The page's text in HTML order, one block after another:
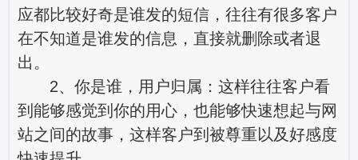
应都比较好奇是谁发的短信，往往有很多客户
在不知道是谁发的信息，直接就删除或者退
出。
2、你是谁，用户归属：这样往往客户看
到能够感觉到你的用心，也能够快速想起与网
站之间的故事，这样客户到被尊重以及好感度